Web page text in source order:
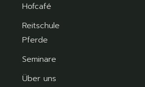
Hofcafé
Reitschule
Pferde
Seminare
Über uns